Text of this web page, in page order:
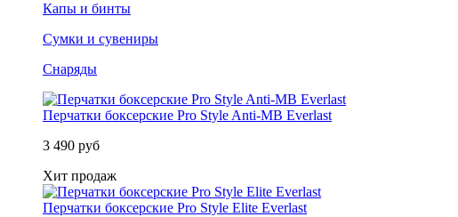
Капы и бинты
Сумки и сувениры
Снаряды
Перчатки боксерские Pro Style Anti-MB Everlast
3 490 руб
Хит продаж
Перчатки боксерские Pro Style Elite Everlast